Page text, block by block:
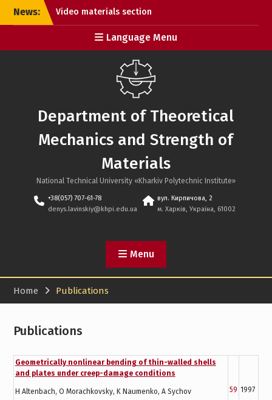
SkipNews:
Video materials section
updated
Meet the new website
design!
Language Menu
Department of Theoretical
Mechanics and Strength of
Materials
National Technical University «Kharkiv Polytechnic Institute»
+38(057) 707-61-78
denys.lavinskiy@khpi.edu.ua
вул. Кирпичова, 2
м. Харків, Україна, 61002
Menu
Home Publications
Publications
Geometrically nonlinear bending of thin-walled shells
and plates under creep-damage conditions
H Altenbach, O Morachkovsky, K Naumenko, A Sychov 59 1997